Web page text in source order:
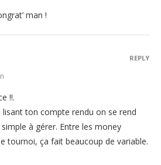
man !
!!.
lisant ton compte rendu on se rend
à gérer. Entre les money
tournoi, ça fait beaucoup de variable.
REPLY